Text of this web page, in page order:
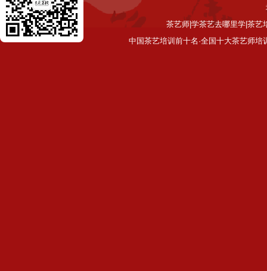
茶艺师|学茶艺去哪里学|茶艺
中国茶艺培训前十名·全国十大茶艺师培